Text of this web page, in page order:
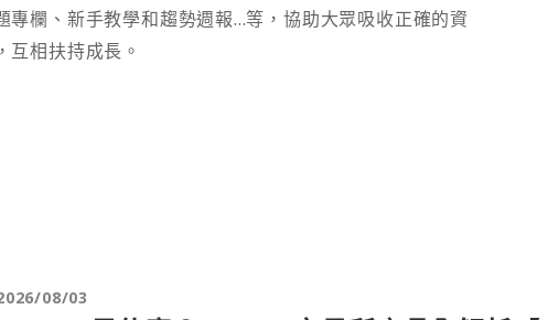
專欄、新手教學和趨勢週報...等，協助大眾吸收正確的資
互相扶持成長。
08/03